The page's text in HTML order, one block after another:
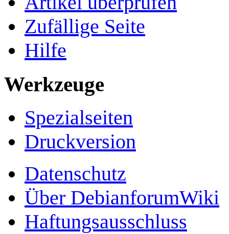
Zufällige Seite
Hilfe
Werkzeuge
Spezialseiten
Druckversion
Datenschutz
Über DebianforumWiki
Haftungsausschluss